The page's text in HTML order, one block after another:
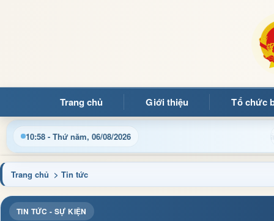
Trang chủ Giới thiệu Tổ chức
10:58 - Thứ năm, 06/08/2026
Trang chủ > Tin tức
TIN TỨC - SỰ KIỆN